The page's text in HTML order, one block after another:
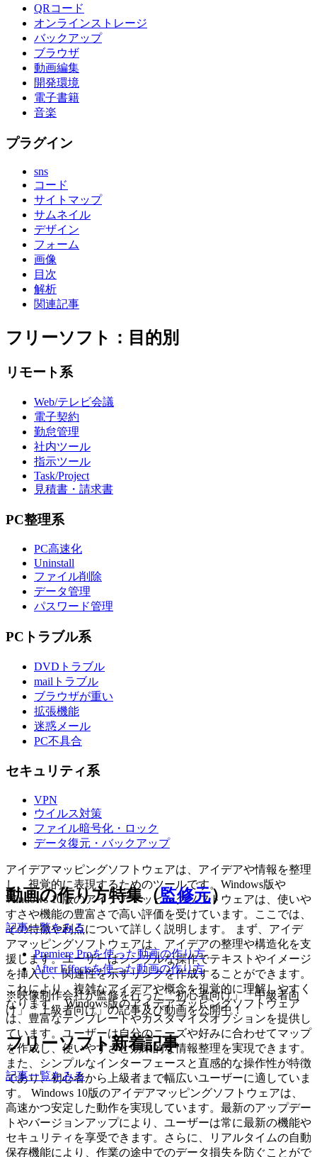
QRコード
オンラインストレージ
バックアップ
ブラウザ
動画編集
開発環境
電子書籍
音楽
プラグイン
sns
コード
サイトマップ
サムネイル
デザイン
フォーム
画像
目次
解析
関連記事
フリーソフト：目的別
リモート系
Web/テレビ会議
電子契約
勤怠管理
社内ツール
指示ツール
Task/Project
見積書・請求書
PC整理系
PC高速化
Uninstall
ファイル削除
データ管理
パスワード管理
PCトラブル系
DVDトラブル
mailトラブル
ブラウザが重い
拡張機能
迷惑メール
PC不具合
セキュリティ系
VPN
ウイルス対策
ファイル暗号化・ロック
データ復元・バックアップ
アイデアマッピングソフトウェアは、アイデアや情報を整理
し、視覚的に表現するためのツールです。Windows版や
Windows 10版のアイデアマッピングソフトウェアは、使いや
すさや機能の豊富さで高い評価を受けています。ここでは、
その特徴や利点について詳しく説明します。 まず、アイデ
アマッピングソフトウェアは、アイデアの整理や構造化を支
援します。ユーザーはシンプルな操作でテキストやイメージ
を挿入し、関連性を示すリンクを作成することができます。
これにより、複雑なアイデアや概念を視覚的に理解しやすく
なります。 Windows版のアイデアマッピングソフトウェア
は、豊富なテンプレートやカスタマイズオプションを提供し
ています。ユーザーは自分のニーズや好みに合わせてマップ
を作成し、使いやすさと効果的な情報整理を実現できます。
また、シンプルなインターフェースと直感的な操作性が特徴
であり、初心者から上級者まで幅広いユーザーに適していま
す。 Windows 10版のアイデアマッピングソフトウェアは、
高速かつ安定した動作を実現しています。最新のアップデー
トやバージョンアップにより、ユーザーは常に最新の機能や
セキュリティを享受できます。さらに、リアルタイムの自動
保存機能により、作業の途中でのデータ損失を防ぐことがで
動画の作り方特集（監修元）
記事一覧をみる
Premiere Proを使った動画の作り方
After Effectsを使った動画の作り方
※映像制作会社が監修を行った「初心者向け」「中級者向
け」「上級者向け」の記事及び動画を公開中！
フリーソフト新着記事
記事一覧をみる